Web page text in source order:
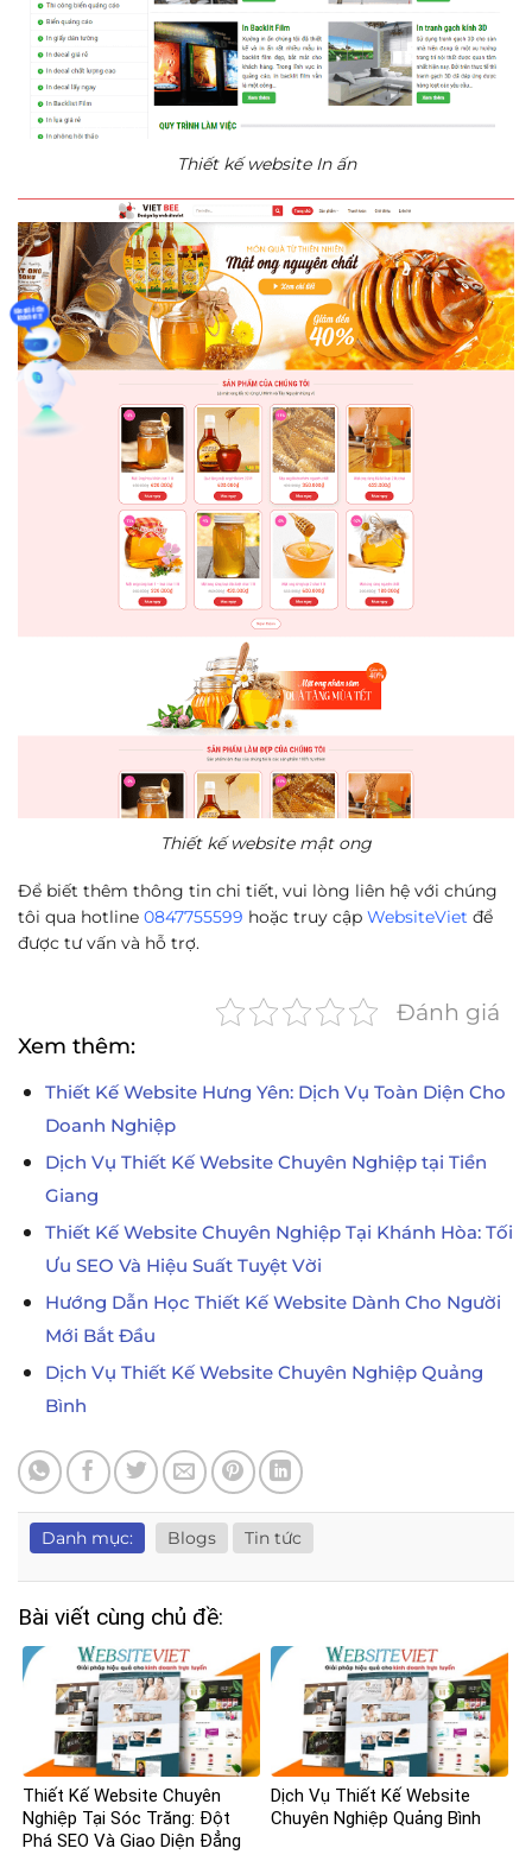
Thiết kế website In ấn
Thiết kế website mật ong
Để biết thêm thông tin chi tiết, vui lòng liên hệ với chúng
tôi qua hotline 0847755599 hoặc truy cập WebsiteViet để
được tư vấn và hỗ trợ.
Đánh giá
Xem thêm:
Thiết Kế Website Hưng Yên: Dịch Vụ Toàn Diện Cho
Doanh Nghiệp
Dịch Vụ Thiết Kế Website Chuyên Nghiệp tại Tiền
Giang
Thiết Kế Website Chuyên Nghiệp Tại Khánh Hòa: Tối
Ưu SEO Và Hiệu Suất Tuyệt Vời
Hướng Dẫn Học Thiết Kế Website Dành Cho Người
Mới Bắt Đầu
Dịch Vụ Thiết Kế Website Chuyên Nghiệp Quảng
Bình
Danh mục: Blogs Tin tức
Bài viết cùng chủ đề:
Thiết Kế Website Chuyên
Nghiệp Tại Sóc Trăng: Đột
Phá SEO Và Giao Diện Đẳng
Dịch Vụ Thiết Kế Website
Chuyên Nghiệp Quảng Bình